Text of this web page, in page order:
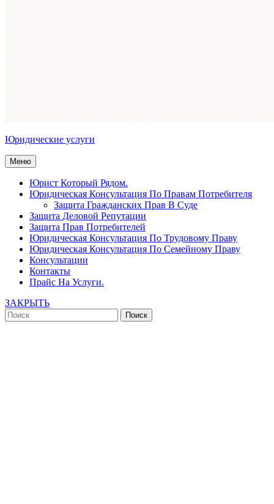
Юридические услуги
Меню
Юрист Который Рядом.
Юридическая Консультация По Правам Потребителя
Защита Гражданских Прав В Суде
Защита Деловой Репутации
Защита Прав Потребителей
Юридическая Консультация По Трудовому Праву
Юридическая Консультация По Семейному Праву
Консультации
Контакты
Прайс На Услуги.
ЗАКРЫТЬ